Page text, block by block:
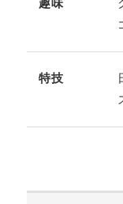
特技